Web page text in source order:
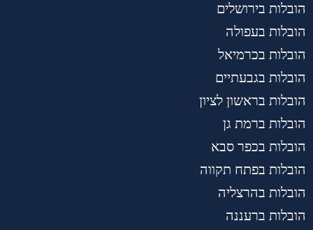
הובלות בירושלים
הובלות בעפולה
הובלות בכרמיאל
הובלות בגבעתיים
הובלות בראשון לציון
הובלות ברמת גן
הובלות בכפר סבא
הובלות בפתח תקווה
הובלות בהרצליה
הובלות ברעננה